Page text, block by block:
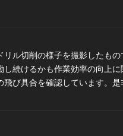
リル切削の様子を撮影したも
し続けるかも作業効率の向上
び具合を確認しています。是